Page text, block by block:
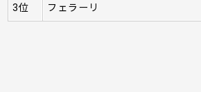
3位 フェラーリ